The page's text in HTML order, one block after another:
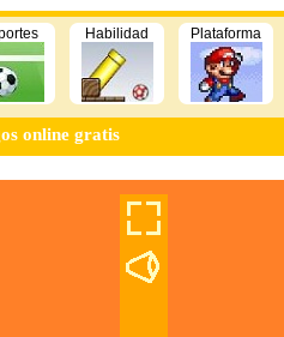
Habilidad Plataforma
online gratis